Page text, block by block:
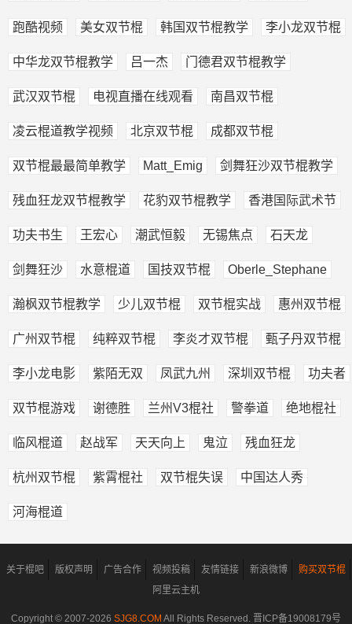
跑酷视频 美女双节棍 韩国双节棍教学 李小龙双节棍
中华龙双节棍教学 吕一杰 门德君双节棍教学
武汉双节棍 电视直播在线观看 南昌双节棍
凌云棍道教学视频 北京双节棍 成都双节棍
双节棍最最简单教学 Matt_Emig 剑舞狂沙双节棍教学
残血狂龙双节棍教学 花豹双节棍教学 香港国际武术节
功夫书生 王宏心 潮武恒毅 无锡焦点 石天龙
剑舞狂沙 水意棍道 国技双节棍 Oberle_Stephane
瀚枫双节棍教学 少儿双节棍 双节棍实战 惠州双节棍
广州双节棍 纯粹双节棍 李炎才双节棍 甄子丹双节棍
李小龙电影 紫陌无双 凤武九州 深圳双节棍 功夫者
双节棍游戏 谢德胜 兰州V3棍社 警拳道 绝地棍社
临风棍道 赵战军 天天向上 鬼泣 残血狂龙
杭州双节棍 紫霄棍社 双节棍失误 中国达人秀
河海棍道
关于棍吧 版权声明 广告合作 视频投稿 友情链接 新浪微博
购买双节棍
阿里云主机
Copyright © 2007-2026 SJG8.COM All Rights Reserved. 晋ICP备19008179号